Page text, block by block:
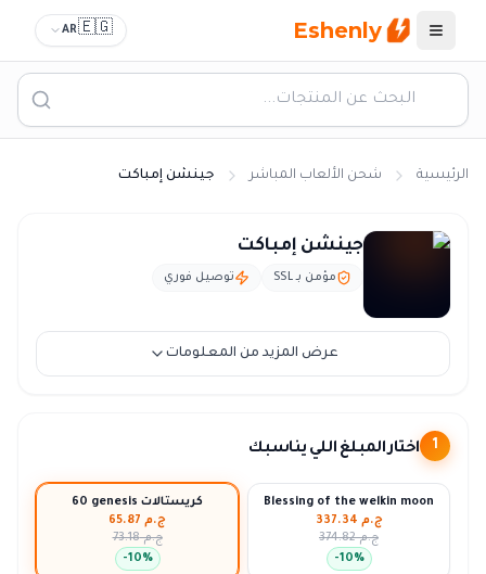
القائمة Eshenly
🇪🇬
AR
الرئيسية شحن الألعاب المباشر جينشن إمباكت
جينشن إمباكت
مؤمن بـ SSL توصيل فوري
عرض المزيد من المعلومات
1 اختار المبلغ اللي يناسبك
60 genesis كريستالات
ج.م 65.87
ج.م 73.18
-10%
Blessing of the welkin moon
ج.م 337.34
ج.م 374.82
-10%